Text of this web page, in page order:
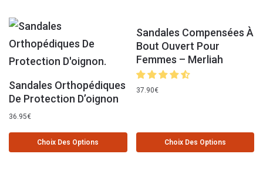
Sandales Orthopédiques
De Protection D’oignon
36.95€
Choix Des Options
Sandales Compensées À
Bout Ouvert Pour
Femmes – Merliah
37.90€
Choix Des Options